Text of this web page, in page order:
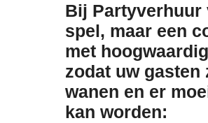
Bij Partyverhuur
spel, maar een
met
zodat uw
wanen en er
kan worden: